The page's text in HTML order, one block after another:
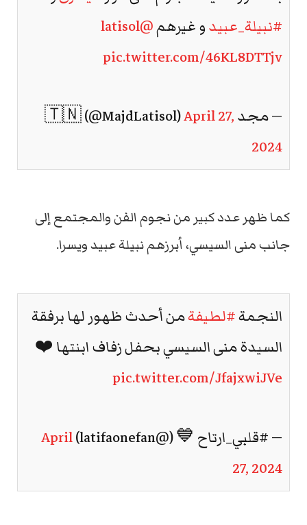
#نبيلة_عبيدو غيرهم@latisol
pic.twitter.com/46KL8DTTjv
— مجد 🇹🇳 (@MajdLatisol)April 27,
2024
كما ظهر عدد كبير من نجوم الفن والمجتمع إلى
جانب منى السيسي، أبرزهم نبيلة عبيد ويسرا.
النجمة#لطيفةمن أحدث ظهور لها برفقة
السيدة منى السيسي بحفل زفاف ابنتها ❤️
pic.twitter.com/JfajxwiJVe
— #قلبي_ارتاح 💙 (@latifaonefan)
April
27, 2024